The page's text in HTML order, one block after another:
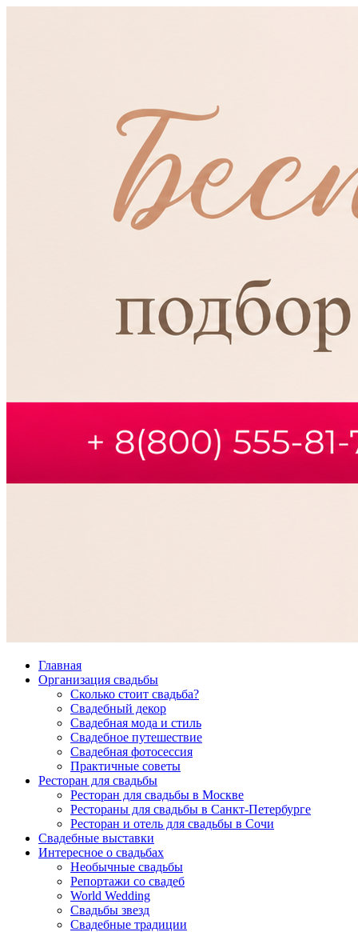
Главная
Организация свадьбы
Сколько стоит свадьба?
Свадебный декор
Свадебная мода и стиль
Свадебное путешествие
Свадебная фотосессия
Практичные советы
Ресторан для свадьбы
Ресторан для свадьбы в Москве
Рестораны для свадьбы в Санкт-Петербурге
Ресторан и отель для свадьбы в Сочи
Свадебные выставки
Интересное о свадьбах
Необычные свадьбы
Репортажи со свадеб
World Wedding
Свадьбы звезд
Свадебные традиции